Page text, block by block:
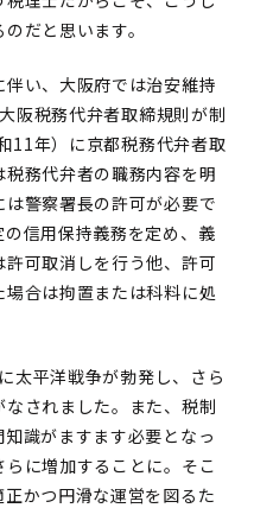
だと思います。
い、大阪府では治安維持
阪税務代弁者取締規則が制
11年）に京都税務代弁者取
務代弁者の職務内容を明
警察署長の許可が必要で
信用保持義務を定め、義
可取消しを行う他、許可
合は拘置または科料に処
太平洋戦争が勃発し、さら
されました。また、税制
識がますます必要となっ
に増加することに。そこ
かつ円滑な運営を図るた